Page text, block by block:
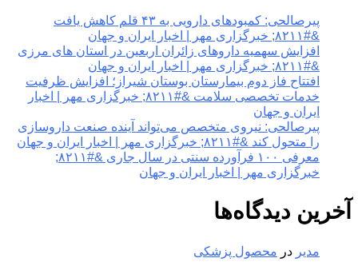
پیرصالحی: کمبودهای دارویی به ۴۳ قلم کاهش یافت
&#۸۲۱۱; خبرگزاری مهر | اخبار ایران و جهان
افزایش سهمیه داروهای زائران اربعین در استان های مرزی
&#۸۲۱۱; خبرگزاری مهر | اخبار ایران و جهان
افتتاح فاز دوم بیمارستان بوستان شیراز؛ افزایش ظرفیت
خدمات تخصصی سلامت &#۸۲۱۱; خبرگزاری مهر | اخبار
ایران و جهان
پیرصالحی: نیروی متخصص می‌تواند آینده صنعت داروسازی
را متحول کند &#۸۲۱۱; خبرگزاری مهر | اخبار ایران و جهان
معرفی ۱۰۰ فرآورده سنتی در سال جاری &#۸۲۱۱;
خبرگزاری مهر | اخبار ایران و جهان
آخرین دیدگاه‌ها
مدیر در محصول پزشکی